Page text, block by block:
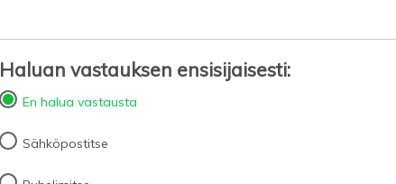
Haluan vastauksen ensisijaisesti:
En halua vastausta
Sähköpostitse